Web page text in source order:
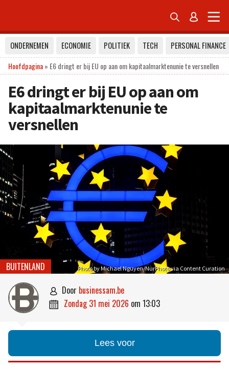
 
ONDERNEMEN ECONOMIE POLITIEK TECH
PERSONAL FINANCE
Hoofdpagina» E6 dringt er bij EU op aan om kapitaalmarktenunie te versnellen
E6 dringt er bij EU op aan om
kapitaalmarktenunie te
versnellen
Photo by Michael Nguyen/NurPhoto via Content Curation
BUITENLAND
 door businessam.be
 zondag 31 mei 2026 om 13:03
Lees voor